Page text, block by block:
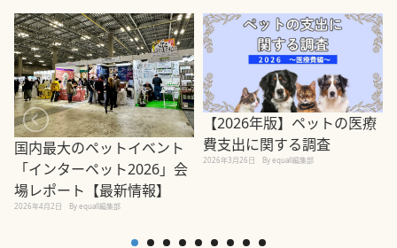
国内最大のペットイベント
「インターペット2026」会
場レポート【最新情報】
2026年4月2日 By equall編集部
【2026年版】ペットの医療
費支出に関する調査
2026年3月26日 By equall編集部